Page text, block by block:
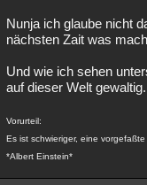
Nunja ich glaube nicht
nächsten Zait was
Und wie ich sehen
auf dieser Welt
Vorurteil:
Es ist schwieriger, eine
*Albert Einstein*